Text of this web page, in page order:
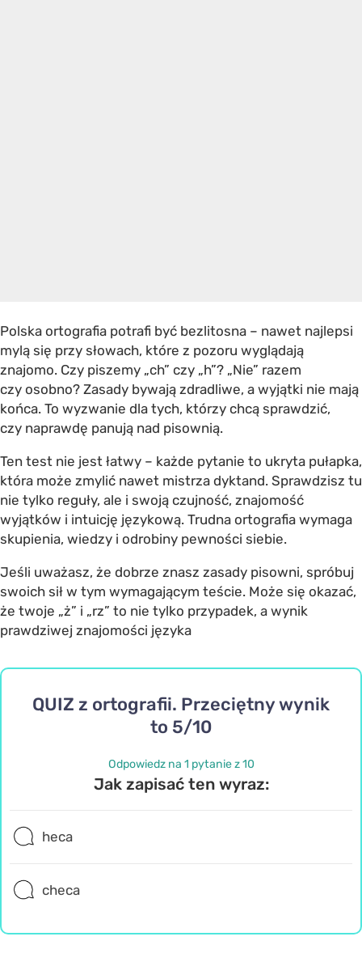
Polska ortografia potrafi być bezlitosna – nawet najlepsi
mylą się przy słowach, które z pozoru wyglądają
znajomo. Czy piszemy „ch” czy „h”? „Nie” razem
czy osobno? Zasady bywają zdradliwe, a wyjątki nie mają
końca. To wyzwanie dla tych, którzy chcą sprawdzić,
czy naprawdę panują nad pisownią.
Ten test nie jest łatwy – każde pytanie to ukryta pułapka,
która może zmylić nawet mistrza dyktand. Sprawdzisz tu
nie tylko reguły, ale i swoją czujność, znajomość
wyjątków i intuicję językową. Trudna ortografia wymaga
skupienia, wiedzy i odrobiny pewności siebie.
Jeśli uważasz, że dobrze znasz zasady pisowni, spróbuj
swoich sił w tym wymagającym teście. Może się okazać,
że twoje „ż” i „rz” to nie tylko przypadek, a wynik
prawdziwej znajomości języka
QUIZ z ortografii. Przeciętny wynik
to 5/10
Odpowiedz na 1 pytanie z 10
Jak zapisać ten wyraz:
heca
checa